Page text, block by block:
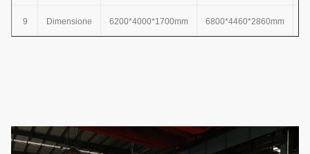
9 Dimensione 6200*4000*1700mm 6800*4460*2860mm